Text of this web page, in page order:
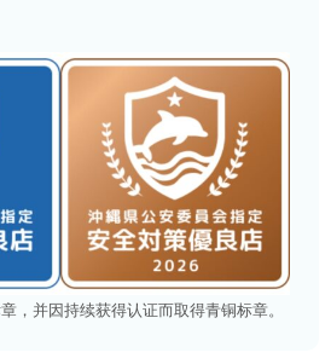
，并因持续获得认证而取得青铜标章。